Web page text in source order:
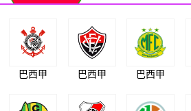
巴西甲 巴西甲 巴西甲